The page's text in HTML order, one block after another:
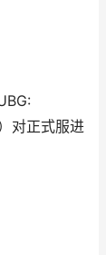
对正式服进